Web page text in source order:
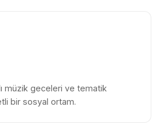
müzik geceleri ve tematik
bir sosyal ortam.